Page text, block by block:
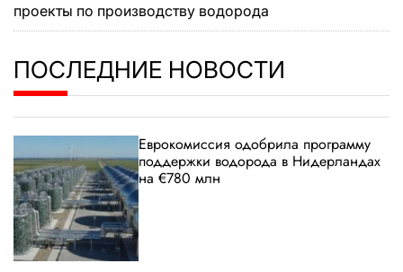
проекты по производству водорода
ПОСЛЕДНИЕ НОВОСТИ
Еврокомиссия одобрила программу
поддержки водорода в Нидерландах
на €780 млн